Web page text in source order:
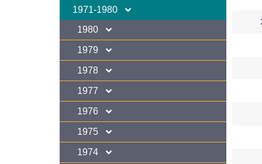
1971-1980
1980
1979
1978
1977
1976
1975
1974